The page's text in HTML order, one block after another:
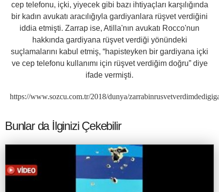
cep telefonu, içki, yiyecek gibi bazı ihtiyaçları karşılığında
bir kadın avukatı aracılığıyla gardiyanlara rüşvet verdiğini
iddia etmişti. Zarrap ise, Atilla'nın avukatı Rocco'nun
hakkında gardiyana rüşvet verdiği yönündeki
suçlamalarını kabul etmiş, “hapisteyken bir gardiyana içki
ve cep telefonu kullanımı için rüşvet verdiğim doğru” diye
ifade vermişti.
https://www.sozcu.com.tr/2018/dunya/
Bunlar da İlginizi Çekebilir